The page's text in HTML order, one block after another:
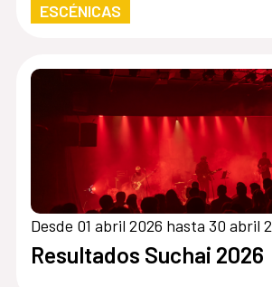
ESCÉNICAS
Desde 01 abril 2026 hasta 30 abril
Resultados Suchai 2026